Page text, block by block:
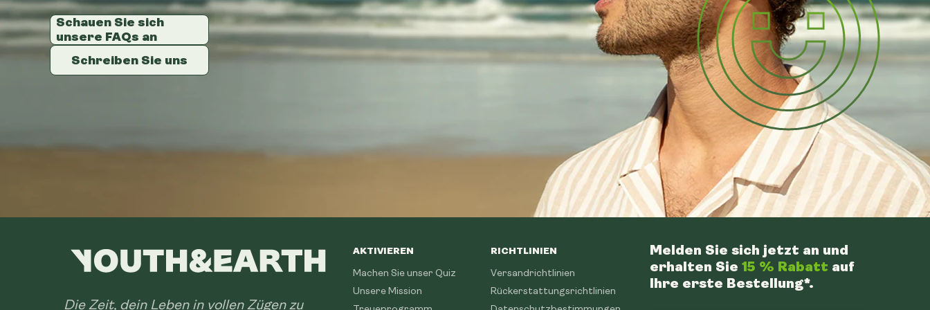
Schauen Sie sich
unsere FAQs an
Schreiben Sie uns
Schauen Sie sich
unsere FAQs an
Schreiben Sie uns
Schauen Sie sich
unsere FAQs an
Schreiben Sie uns
Die Zeit, dein Leben in vollen Zügen zu
AKTIVIEREN
Machen Sie unser Quiz
Unsere Mission
RICHTLINIEN
Versandrichtlinien
Rückerstattungsrichtlinien
Melden Sie sich jetzt an und
erhalten Sie 15 % Rabatt auf
Ihre erste Bestellung*.